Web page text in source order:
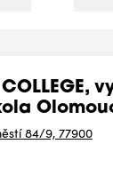
84/9, 77900